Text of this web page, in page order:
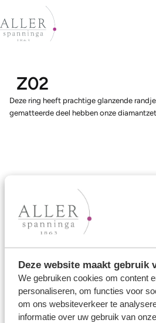
Deze website maakt gebruik
We gebruiken cookies om content
personaliseren, om functies voor
om ons websiteverkeer te
informatie over uw gebruik van
Z02
Deze ring heeft prachtige glanzende
gematteerde deel hebben onze
Ons aanbod
Trouwringen
Memoireringen
Verlovingsringen
Vriendschapsringen
Over ons